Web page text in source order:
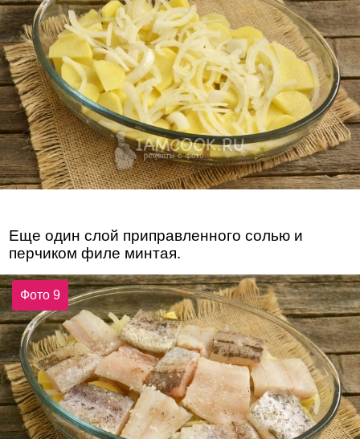
Еще один слой приправленного солью и
перчиком филе минтая.
Фото 9